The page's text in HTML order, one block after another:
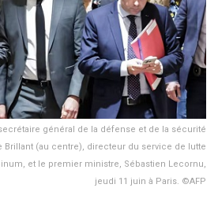
général de la défense et de la sécurité
Brillant (au centre), directeur du service de lutte
et le premier ministre, Sébastien Lecornu,
jeudi 11 juin à Paris. ©AFP